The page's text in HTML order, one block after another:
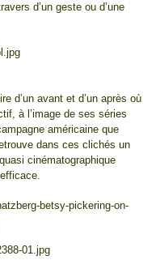
d’un geste ou d’une
d’un avant et d’un après où
à l’image de ses séries
américaine que
dans ces clichés un
cinématographique